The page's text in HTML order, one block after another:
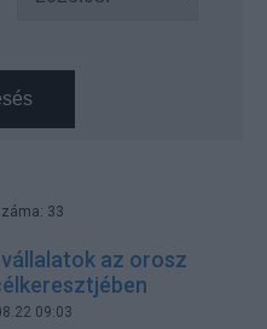
33
az orosz
09:03